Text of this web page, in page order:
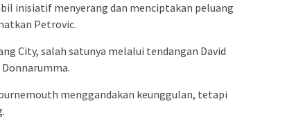
inisiatif menyerang dan menciptakan peluang
Petrovic.
City, salah satunya melalui tendangan David
menggandakan keunggulan, tetapi